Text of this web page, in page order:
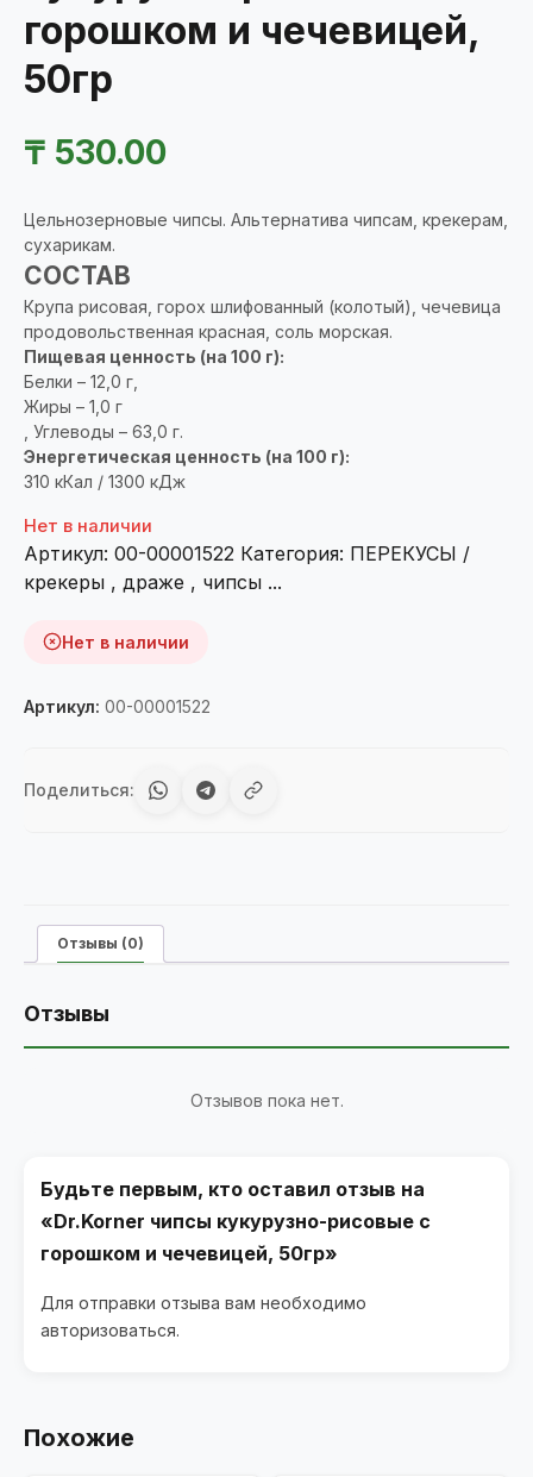
горошком и чечевицей,
50гр
₸ 530.00
Цельнозерновые чипсы. Альтернатива чипсам, крекерам,
сухарикам.
СОСТАВ
Крупа рисовая, горох шлифованный (колотый), чечевица
продовольственная красная, соль морская.
Пищевая ценность (на 100 г):
Белки – 12,0 г,
Жиры – 1,0 г
, Углеводы – 63,0 г.
Энергетическая ценность (на 100 г):
310 кКал / 1300 кДж
Нет в наличии
Артикул: 00-00001522 Категория: ПЕРЕКУСЫ /
крекеры , драже , чипсы ...
Нет в наличии
Артикул: 00-00001522
Поделиться:
Отзывы (0)
Отзывы
Отзывов пока нет.
Будьте первым, кто оставил отзыв на
«Dr.Korner чипсы кукурузно-рисовые с
горошком и чечевицей, 50гр»
Для отправки отзыва вам необходимо
авторизоваться.
Похожие